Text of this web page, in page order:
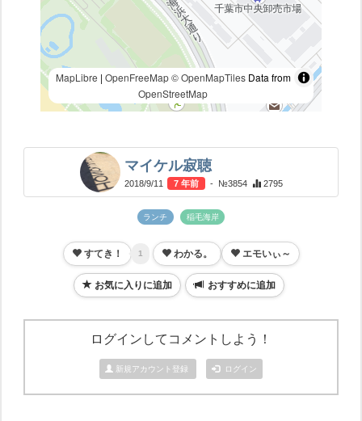
MapLibre | OpenFreeMap © OpenMapTilesData from
OpenStreetMap
マイケル寂聴
2018/9/11 7 年前 - №3854 2795
ランチ 稲毛海岸
すてき！ 1 わかる。 エモいぃ～
お気に入りに追加 おすすめに追加
ログインしてコメントしよう！
新規アカウント登録 ログイン